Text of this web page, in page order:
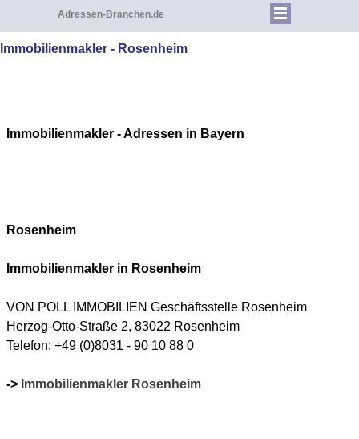
Adressen-Branchen.de
Immobilienmakler - Rosenheim
Immobilienmakler - Adressen in Bayern
Rosenheim
Immobilienmakler in Rosenheim
VON POLL IMMOBILIEN Geschäftsstelle Rosenheim
Herzog-Otto-Straße 2, 83022 Rosenheim
Telefon: +49 (0)8031 - 90 10 88 0
-> Immobilienmakler Rosenheim